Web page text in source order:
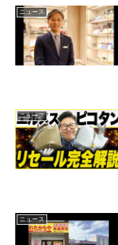
ニュース
ニュース
ニュース